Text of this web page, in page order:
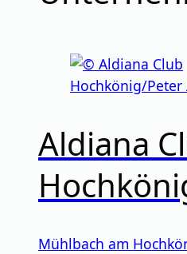
Aldiana
Mühlbach am